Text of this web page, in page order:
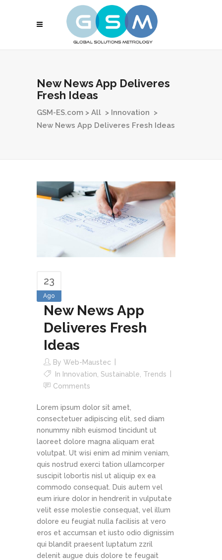
New News App Deliveres
Fresh Ideas
GSM-ES.com > All > Innovation >
New News App Deliveres Fresh Ideas
23
Ago
New News App
Deliveres Fresh
Ideas
By Web-Maustec
In Innovation Sustainable Trends
Comments
Lorem ipsum dolor sit amet,
consectetuer adipiscing elit, sed diam
nonummy nibh euismod tincidunt ut
laoreet dolore magna aliquam erat
volutpat. Ut wisi enim ad minim veniam,
quis nostrud exerci tation ullamcorper
suscipit lobortis nisl ut aliquip ex ea
commodo consequat. Duis autem vel
eum iriure dolor in hendrerit in vulputate
velit esse molestie consequat, vel illum
dolore eu feugiat nulla facilisis at vero
eros et accumsan et iusto odio dignissim
qui blandit praesent luptatum zzril
delenit augue duis dolore te feugait